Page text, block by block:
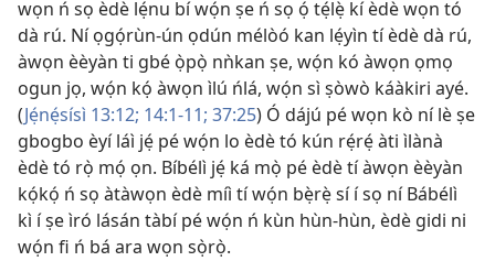
wọn ń sọ èdè lẹ́nu bí wọ́n ṣe ń sọ ọ́ tẹ́lẹ̀ kí èdè wọn tó
dà rú. Ní ọgọ́rùn-ún ọdún mélòó kan lẹ́yìn tí èdè dà rú,
àwọn èèyàn ti gbé ọ̀pọ̀ nǹkan ṣe, wọ́n kó àwọn ọmọ
ogun jọ, wọ́n kọ́ àwọn ìlú ńlá, wọ́n sì ṣòwò káàkiri ayé.
(Jẹ́nẹ́sísì 13:12; 14:1-11; 37:25) Ó dájú pé wọn kò ní lè ṣe
gbogbo èyí láì jẹ́ pé wọ́n lo èdè tó kún rẹ́rẹ́ àti ìlànà
èdè tó rọ̀ mọ́ ọn. Bíbélì jẹ́ ká mọ̀ pé èdè tí àwọn èèyàn
kọ́kọ́ ń sọ àtàwọn èdè míì tí wọ́n bẹ̀rẹ̀ sí í sọ ní Bábélì
kì í ṣe ìró lásán tàbí pé wọ́n ń kùn hùn-hùn, èdè gidi ni
wọ́n fi ń bá ara wọn sọ̀rọ̀.